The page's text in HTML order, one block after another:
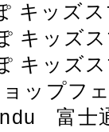
ッズス
ッズス
ッズス
ップフ
富士